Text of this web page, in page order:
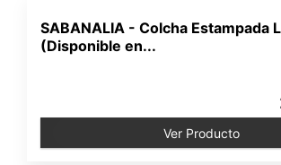
SABANALIA - Colcha Estampada
(Disponible en...
Ver Producto